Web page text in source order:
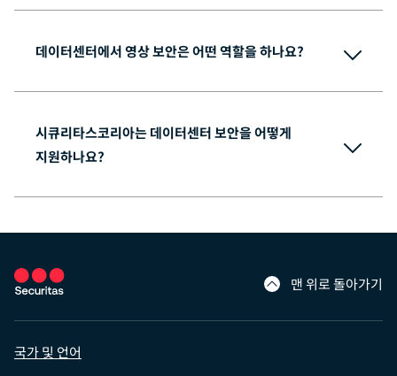
데이터센터에서 영상 보안은 어떤 역할을 하나요?
시큐리타스코리아는 데이터센터 보안을 어떻게
지원하나요?
맨 위로 돌아가기
국가 및 언어